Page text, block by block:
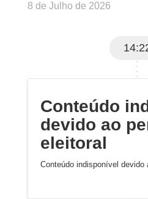
8 de Julho de 2026
Conteúdo
devido ao
eleitoral
Conteúdo indisponível devido